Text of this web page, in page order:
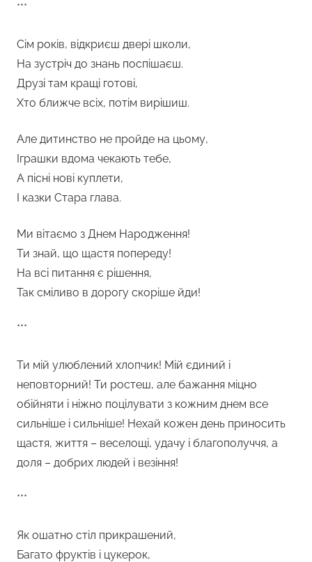
***
Сім років, відкриєш двері школи,
На зустріч до знань поспішаєш.
Друзі там кращі готові,
Хто ближче всіх, потім вирішиш.
Але дитинство не пройде на цьому,
Іграшки вдома чекають тебе,
А пісні нові куплети,
І казки Стара глава.
Ми вітаємо з Днем Народження!
Ти знай, що щастя попереду!
На всі питання є рішення,
Так сміливо в дорогу скоріше йди!
***
Ти мій улюблений хлопчик! Мій єдиний і
неповторний! Ти ростеш, але бажання міцно
обійняти і ніжно поцілувати з кожним днем все
сильніше і сильніше! Нехай кожен день приносить
щастя, життя – веселощі, удачу і благополуччя, а
доля – добрих людей і везіння!
***
Як ошатно стіл прикрашений,
Багато фруктів і цукерок,